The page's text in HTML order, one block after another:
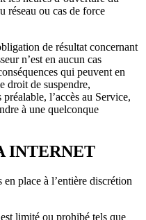
réseau ou cas de force
de résultat concernant
n’est en aucun cas
qui peuvent en
droit de suspendre,
l’accès au Service,
à une quelconque
INTERNET
place à l’entière discrétion
limité ou prohibé tels que